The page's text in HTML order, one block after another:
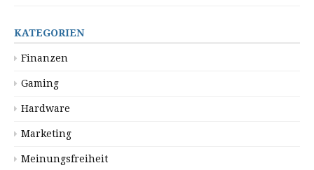
KATEGORIEN
Finanzen
Gaming
Hardware
Marketing
Meinungsfreiheit